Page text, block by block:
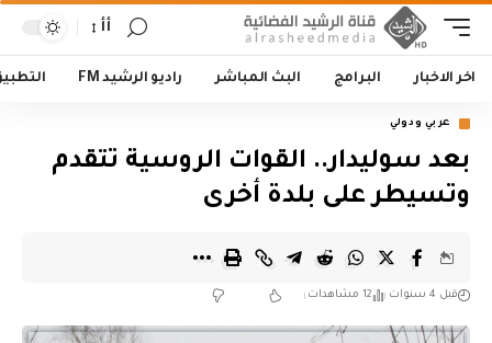
أأ
اخر الاخبار البرامج البث المباشر راديو الرشيد FM
عربي ودولي
بعد سوليدار.. القوات الروسية تتقدم
وتسيطر على بلدة أخرى
قبل 4 سنوات 12 مشاهدات